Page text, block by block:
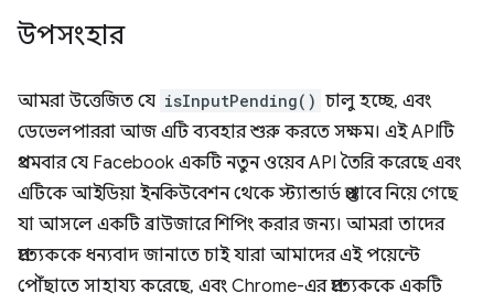
উপসংহার
আমরা উত্তেজিত যে isInputPending() চালু হচ্ছে, এবং
ডেভেলপাররা আজ এটি ব্যবহার শুরু করতে সক্ষম। এই APIটি
প্রথমবার যে Facebook একটি নতুন ওয়েব API তৈরি করেছে এবং
এটিকে আইডিয়া ইনকিউবেশন থেকে স্ট্যান্ডার্ড প্রস্তাবে নিয়ে গেছে
যা আসলে একটি ব্রাউজারে শিপিং করার জন্য। আমরা তাদের
প্রত্যেককে ধন্যবাদ জানাতে চাই যারা আমাদের এই পয়েন্টে
পৌঁছাতে সাহায্য করেছে, এবং Chrome-এর প্রত্যেককে একটি